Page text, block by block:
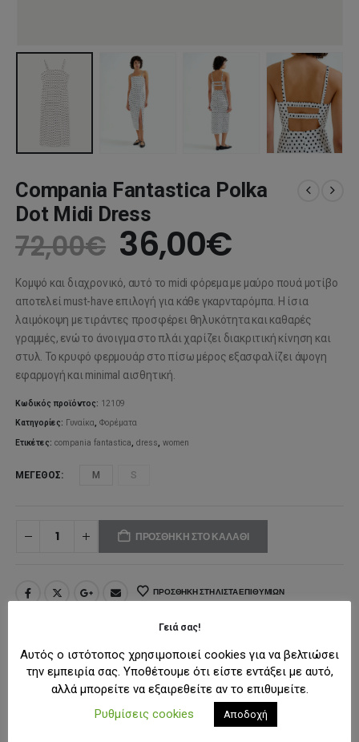
Compania Fantastica Polka
Dot Midi Dress
72,00€ Original
price
was:
72,00€.
36,00€Η
τιμή
είναι:
36,00€.
Κομψό και διαχρονικό, αυτό το midi φόρεμα με μαύρο πουά μοτίβο
αποτελεί must-have επιλογή για κάθε γκαρνταρόμπα. Η ίσια
λαιμόκοψη με τιράντες προσφέρει θηλυκότητα και καθαρές
γραμμές, ενώ το άνοιγμα στο πλάι χαρίζει διακριτική κίνηση και
στυλ. Το κρυφό φερμουάρ στο πίσω μέρος εξασφαλίζει άψογη
εφαρμογή και minimal αισθητική.
Κωδικός προϊόντος: 12109
Κατηγορίες: Γυναίκα,Φορέματα
Ετικέτες:compania fantastica,dress,women
ΜΈΓΕΘΟΣ M S
ΠΡΟΣΘΉΚΗ ΣΤΟ ΚΑΛΆΘΙ
ΠΡΟΣΘΉΚΗ ΣΤΗ ΛΊΣΤΑ ΕΠΙΘΥΜΙΏΝ
ΠΕΡΙΓΡΑΦΉ
Κομψό και διαχρονικό, αυτό το midi φόρεμα με μαύρο πουά
μοτίβο αποτελεί must-have επιλογή για κάθε γκαρνταρόμπα. Η
Γειά σας!
Αυτός ο ιστότοπος χρησιμοποιεί cookies για να βελτιώσει
την εμπειρία σας. Υποθέτουμε ότι είστε εντάξει με αυτό,
αλλά μπορείτε να εξαιρεθείτε αν το επιθυμείτε.
Ρυθμίσεις cookies
Αποδοχή